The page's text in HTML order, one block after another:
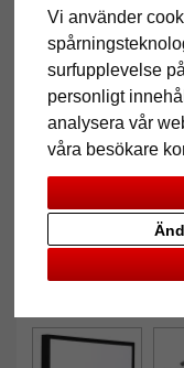
Vi använder
surfupplevelse
personligt
analysera vår
våra besökare
Tillbaka